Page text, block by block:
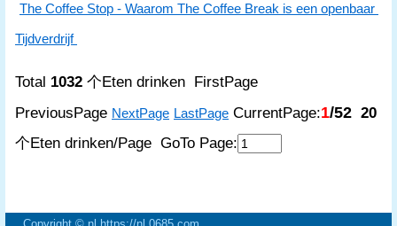
The Coffee Stop - Waarom The Coffee Break is een openbaar
Tijdverdrijf
Total 1032 个Eten drinken FirstPage
PreviousPage NextPage LastPage CurrentPage:1/52 20
个Eten drinken/Page GoTo Page: